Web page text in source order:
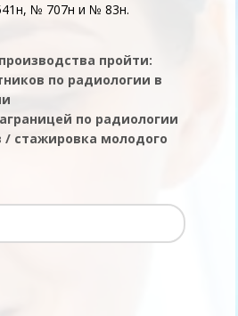
№ 707н и № 83н.
пройти:
по радиологии в
по радиологии
стажировка молодого